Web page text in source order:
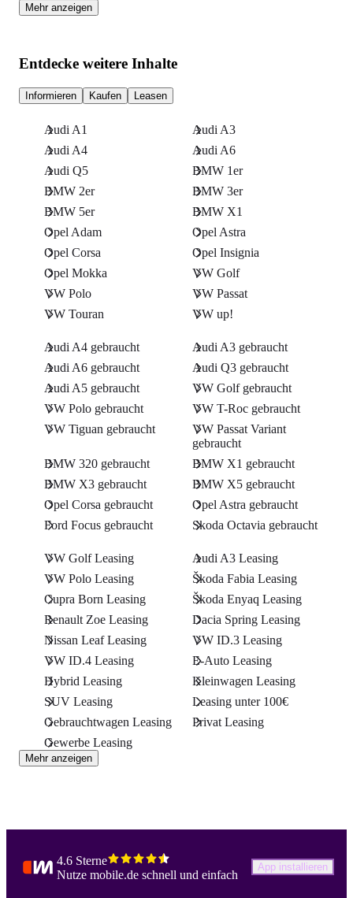
Mehr anzeigen
Entdecke weitere Inhalte
Informieren Kaufen Leasen
Audi A1
Audi A3
Audi A4
Audi A6
Audi Q5
BMW 1er
BMW 2er
BMW 3er
BMW 5er
BMW X1
Opel Adam
Opel Astra
Opel Corsa
Opel Insignia
Opel Mokka
VW Golf
VW Polo
VW Passat
VW Touran
VW up!
Audi A4 gebraucht
Audi A3 gebraucht
Audi A6 gebraucht
Audi Q3 gebraucht
Audi A5 gebraucht
VW Golf gebraucht
VW Polo gebraucht
VW T-Roc gebraucht
VW Tiguan gebraucht
VW Passat Variant
gebraucht
BMW 320 gebraucht
BMW X1 gebraucht
BMW X3 gebraucht
BMW X5 gebraucht
Opel Corsa gebraucht
Opel Astra gebraucht
Ford Focus gebraucht
Skoda Octavia gebraucht
VW Golf Leasing
Audi A3 Leasing
VW Polo Leasing
Škoda Fabia Leasing
Cupra Born Leasing
Škoda Enyaq Leasing
Renault Zoe Leasing
Dacia Spring Leasing
Nissan Leaf Leasing
VW ID.3 Leasing
VW ID.4 Leasing
E-Auto Leasing
Hybrid Leasing
Kleinwagen Leasing
SUV Leasing
Leasing unter 100€
Gebrauchtwagen Leasing
Privat Leasing
Gewerbe Leasing
Mehr anzeigen
4.6 Sterne
Nutze mobile.de schnell und einfach
App installieren